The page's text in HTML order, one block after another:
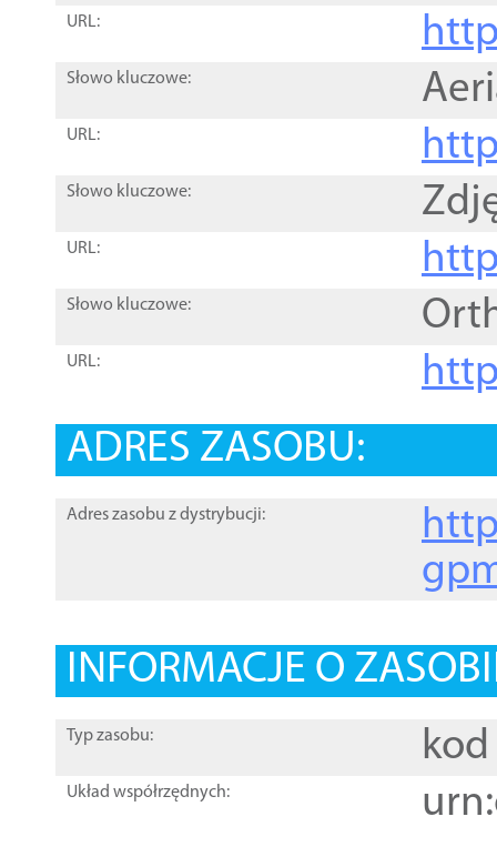
URL:
Słowo kluczowe:
URL:
Słowo kluczowe:
URL:
Słowo kluczowe:
URL:
ADRES ZASOBU:
Adres zasobu z dystrybucji:
INFORMACJE O
Typ zasobu: kod
Układ współrzędnych: